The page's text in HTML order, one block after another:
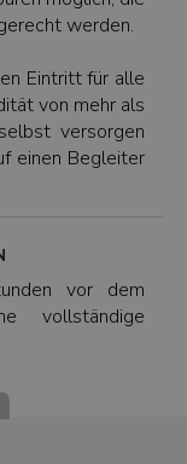
werden.
Eintritt für alle
von mehr als
versorgen
einen Begleiter
vor dem
vollständige